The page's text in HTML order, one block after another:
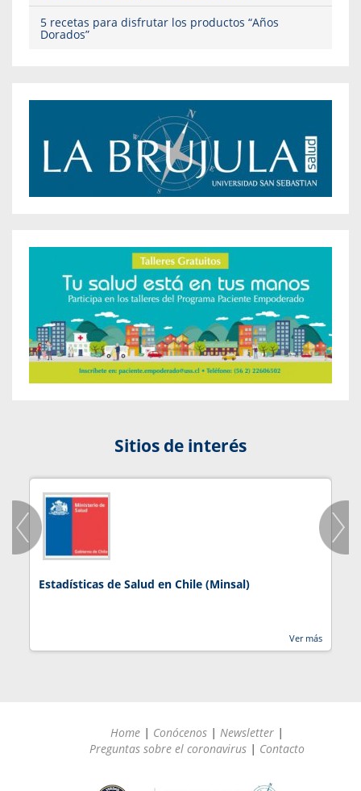
5 recetas para disfrutar los productos “Años
Dorados”
Sitios de interés
Estadísticas de Salud en Chile (Minsal)
Ver más
Home | Conócenos | Newsletter |
Preguntas sobre el coronavirus | Contacto